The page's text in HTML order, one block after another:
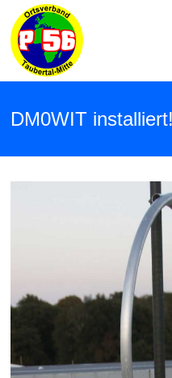
DM0WIT installiert!